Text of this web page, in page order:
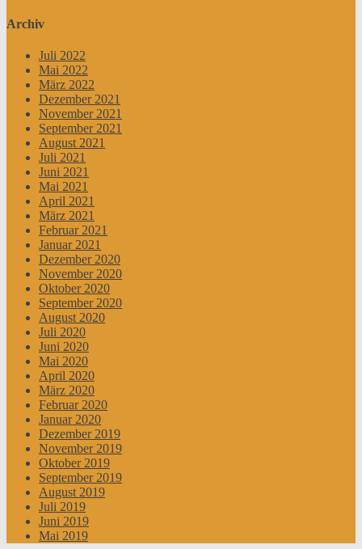
Archiv
Juli 2022
Mai 2022
März 2022
Dezember 2021
November 2021
September 2021
August 2021
Juli 2021
Juni 2021
Mai 2021
April 2021
März 2021
Februar 2021
Januar 2021
Dezember 2020
November 2020
Oktober 2020
September 2020
August 2020
Juli 2020
Juni 2020
Mai 2020
April 2020
März 2020
Februar 2020
Januar 2020
Dezember 2019
November 2019
Oktober 2019
September 2019
August 2019
Juli 2019
Juni 2019
Mai 2019